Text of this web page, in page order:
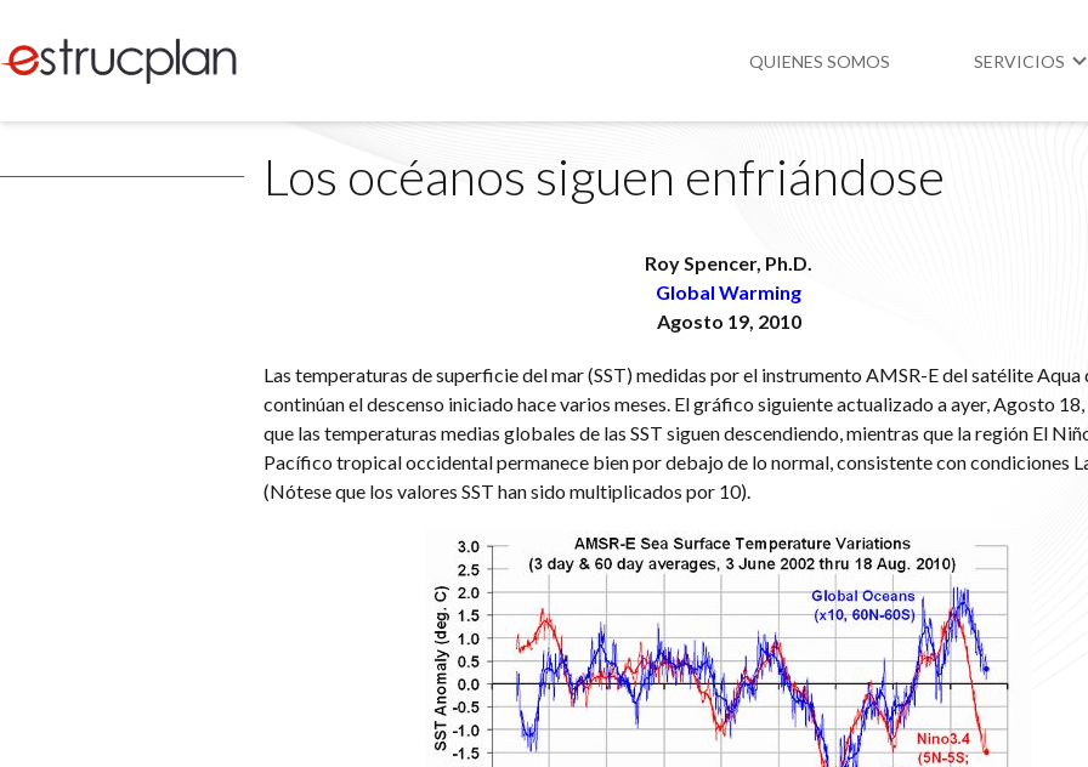
QUIENES SOMOS SERVICIOS
Los océanos siguen enfriándose
Roy Spencer, Ph.D.
Global Warming
Agosto 19, 2010
Las temperaturas de superficie del mar (SST) medidas por el instrumento AMSR-E del satélite Aqua
continúan el descenso iniciado hace varios meses. El gráfico siguiente actualizado a ayer, Agosto
que las temperaturas medias globales de las SST siguen descendiendo, mientras que la región El
Pacífico tropical occidental permanece bien por debajo de lo normal, consistente con condiciones
(Nótese que los valores SST han sido multiplicados por 10).